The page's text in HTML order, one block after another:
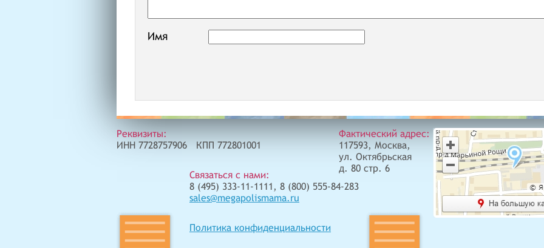
Имя
Реквизиты:
ИНН 7728757906 КПП 772801001
Связаться с нами:
8 (495) 333-11-1111, 8 (800) 555-84-283
sales@megapolismama.ru
Политика конфиденциальности
Фактический адрес:
117593, Москва,
ул. Октябрьская
д. 80 стр. 6